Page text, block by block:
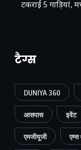
टकराईं 5 गाड़ियां,
टैग्स
DUNIYA 360
आसपास इवेंट
एमजीयूजी एम्स